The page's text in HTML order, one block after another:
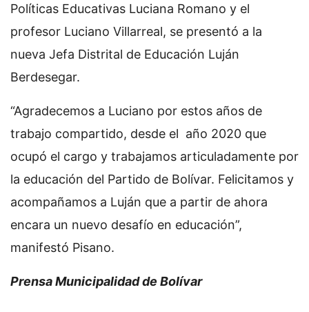
Políticas Educativas Luciana Romano y el
profesor Luciano Villarreal, se presentó a la
nueva Jefa Distrital de Educación Luján
Berdesegar.
“Agradecemos a Luciano por estos años de
trabajo compartido, desde el año 2020 que
ocupó el cargo y trabajamos articuladamente por
la educación del Partido de Bolívar. Felicitamos y
acompañamos a Luján que a partir de ahora
encara un nuevo desafío en educación”,
manifestó Pisano.
Prensa Municipalidad de Bolívar